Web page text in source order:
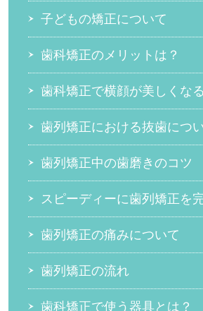
子どもの矯正について
歯科矯正のメリットは？
歯科矯正で横顔が美しくなる
歯列矯正における抜歯につ
歯列矯正中の歯磨きのコツ
スピーディーに歯列矯正を
歯列矯正の痛みについて
歯列矯正の流れ
歯科矯正で使う器具とは？